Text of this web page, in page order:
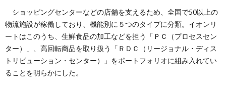
ショッピングセンターなどの店舗を支えるため、全国で50以上の
物流施設が稼働しており、機能別に５つのタイプに分類。イオンリ
ートはこのうち、生鮮食品の加工などを担う「ＰＣ（プロセスセン
ター）」、高回転商品を取り扱う「ＲＤＣ（リージョナル・ディス
トリビューション・センター）」をポートフォリオに組み入れてい
ることを明らかにした。